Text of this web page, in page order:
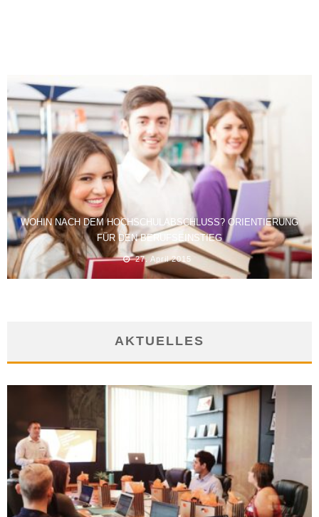
WOHIN NACH DEM HOCHSCHULABSCHLUSS? ORIENTIERUNG
FÜR DEN BERUFSEINSTIEG
27. April 2015
AKTUELLES